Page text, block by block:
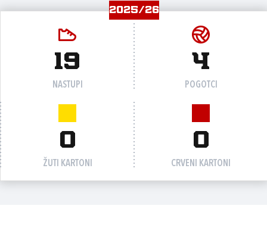
2025/26
19
NASTUPI
4
POGOTCI
0
ŽUTI KARTONI
0
CRVENI KARTONI